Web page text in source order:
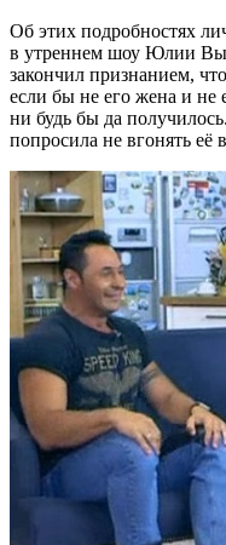
Об этих подробностях
в утреннем шоу Юлии
закончил признанием,
если бы не его жена и не
ни будь бы да
попросила не вгонять её